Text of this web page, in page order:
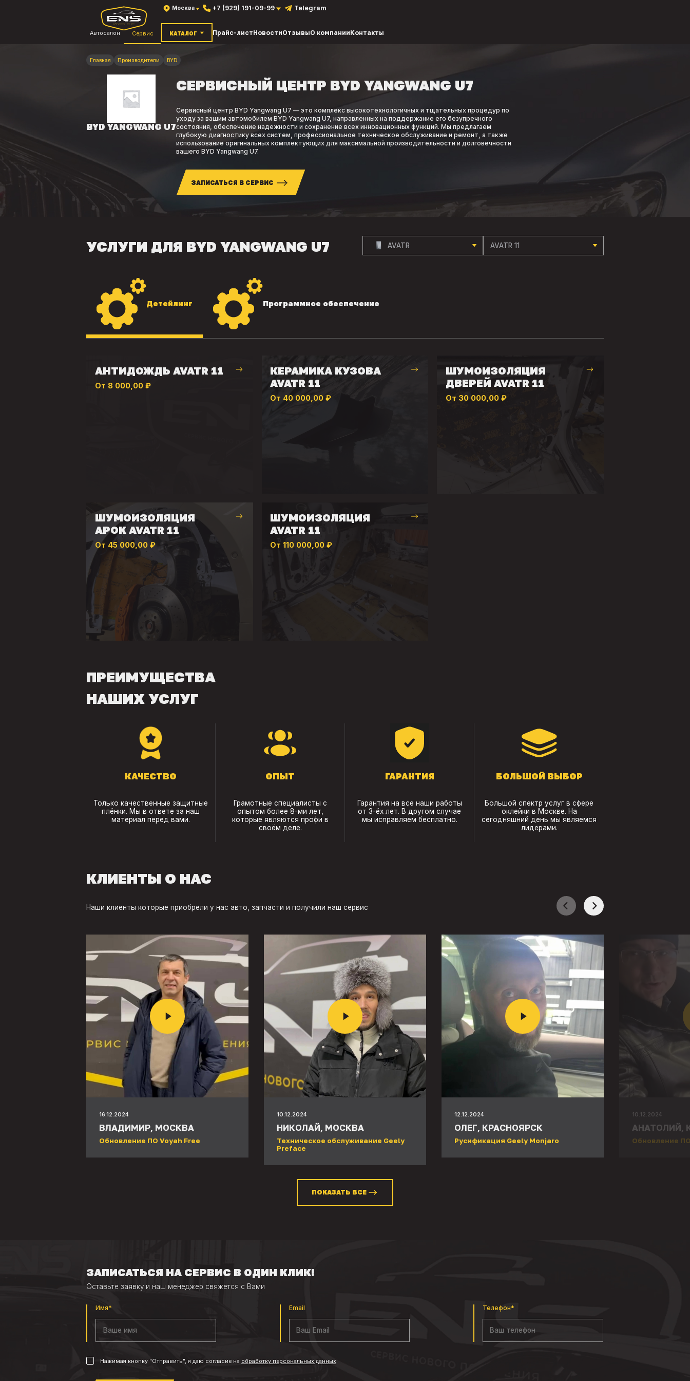
Автосалон Сервис
Москва +7 (929) 191-09-99 Telegram
КАТАЛОГ Прайс-листНовостиОтзывыО компанииКонтакты
Главная Производители BYD
BYD YANGWANG U7
СЕРВИСНЫЙ ЦЕНТР BYD YANGWANG U7
Сервисный центр BYD Yangwang U7 — это комплекс высокотехнологичных и тщательных процедур по
уходу за вашим автомобилем BYD Yangwang U7, направленных на поддержание его безупречного
состояния, обеспечение надежности и сохранение всех инновационных функций. Мы предлагаем
глубокую диагностику всех систем, профессиональное техническое обслуживание и ремонт, а также
использование оригинальных комплектующих для максимальной производительности и долговечности
вашего BYD Yangwang U7.
ЗАПИСАТЬСЯ В СЕРВИС
УСЛУГИ ДЛЯ BYD YANGWANG U7 AVATR AVATR 11
Детейлинг Программное обеспечение
АНТИДОЖДЬ AVATR 11
От 8 000,00 ₽
КЕРАМИКА КУЗОВА
AVATR 11
От 40 000,00 ₽
ШУМОИЗОЛЯЦИЯ
ДВЕРЕЙ AVATR 11
От 30 000,00 ₽
ШУМОИЗОЛЯЦИЯ
АРОК AVATR 11
От 45 000,00 ₽
ШУМОИЗОЛЯЦИЯ
AVATR 11
От 110 000,00 ₽
ПРЕИМУЩЕСТВА
НАШИХ УСЛУГ
КАЧЕСТВО
Только качественные защитные
плёнки. Мы в ответе за наш
материал перед вами.
ОПЫТ
Грамотные специалисты с
опытом более 8-ми лет,
которые являются профи в
своём деле.
ГАРАНТИЯ
Гарантия на все наши работы
от 3-ёх лет. В другом случае
мы исправляем бесплатно.
БОЛЬШОЙ ВЫБОР
Большой спектр услуг в сфере
оклейки в Москве. На
сегодняшний день мы являемся
лидерами.
КЛИЕНТЫ О НАС
Наши клиенты которые приобрели у нас авто, запчасти и получили наш сервис
16.12.2024
ВЛАДИМИР, МОСКВА
Обновление ПО Voyah Free
10.12.2024
НИКОЛАЙ, МОСКВА
Техническое обслуживание Geely
Preface
12.12.2024
ОЛЕГ, КРАСНОЯРСК
Русификация Geely Monjaro
10.12.2024
АНАТОЛИЙ,
Обновление
ПОКАЗАТЬ ВСЕ
ЗАПИСАТЬСЯ НА СЕРВИС В ОДИН КЛИК!
Оставьте заявку и наш менеджер свяжется с Вами
Имя* Email Телефон*
Нажимая кнопку "Отправить", я даю согласие на обработку персональных данных